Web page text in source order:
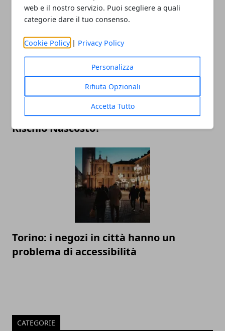
web e il nostro servizio. Puoi scegliere a quali
categorie dare il tuo consenso.
Cookie Policy | Privacy Policy
Personalizza
Rifiuta Opzionali
Accetta Tutto
I migliori lavori da fare da casa nel 2025
Vino Rosso e Longevità: Beneficio o
Rischio Nascosto?
Torino: i negozi in città hanno un
problema di accessibilità
CATEGORIE